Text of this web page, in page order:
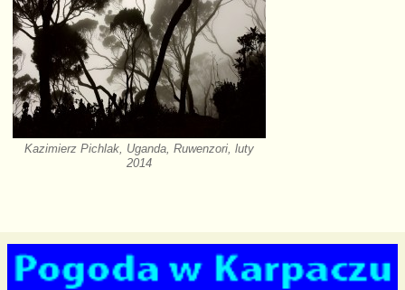
Kazimierz Pichlak, Uganda, Ruwenzori, luty
2014